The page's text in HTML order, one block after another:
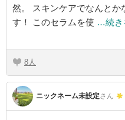
然。 スキンケアでなんとか
す！ このセラムを使 …続き
8
ニックネーム未設定さん